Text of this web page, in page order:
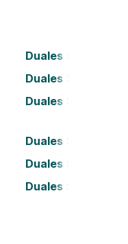
Duales Studium
Duales Studium
Duales Studium
Duales Studium
Duales Studium
Duales Studium